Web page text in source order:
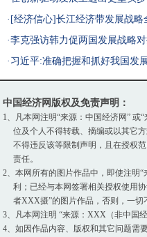
· [经济信心]长江经济带发展战略
·李克强访韩力促两国发展战略
· 习近平:准确把握和抓好我国发
中国经济网版权及免责声明：
1、凡本网注明“来源：中国经济网”
位及个人不得转载、摘编或以其它方
不得违反该等限制声明，且在授权范
责任。
2、本网所有的图片作品中，即使注明
利；已经与本网签署相关授权使用协
者XXX摄”的图片作品，否则，一切
3、凡本网注明 “来源：XXX（非中国
4、如因作品内容、版权和其它问题需